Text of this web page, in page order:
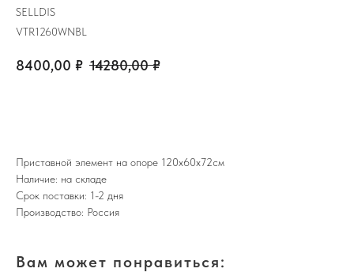
SELLDIS
VTR1260WNBL
8400,00 ₽ 14280,00 ₽
Приставной элемент на опоре 120х60х72см
Наличие: на складе
Срок поставки: 1-2 дня
Производство: Россия
Вам может понравиться: